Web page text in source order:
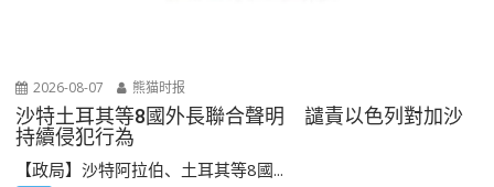
2026-08-07 熊猫时报
沙特土耳其等8國外長聯合聲明 譴責以色列對加沙
持續侵犯行為
【政局】沙特阿拉伯、土耳其等8國...